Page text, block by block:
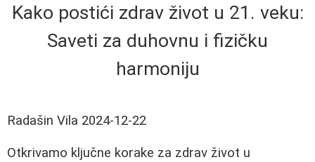
Kako postići zdrav život u 21. veku:
Saveti za duhovnu i fizičku
harmoniju
Radašin Vila 2024-12-22
Otkrivamo ključne korake za zdrav život u